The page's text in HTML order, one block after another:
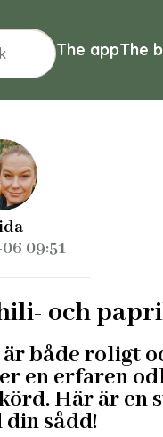
The appThe
09:51
och
både roligt
en erfaren
Här är en
din sådd!